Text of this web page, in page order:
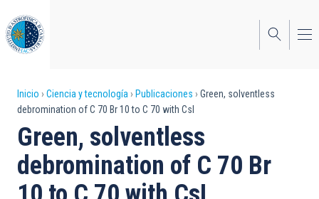
al
contenido
principal
Sobrescribir
enlaces
de
ayuda
Inicio Ciencia y tecnología Publicaciones
Green, solventless
debromination of C 70 Br 10 to C 70 with CsI
Green, solventless
debromination of C 70 Br